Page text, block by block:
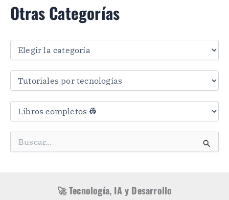
Otras Categorías
O
a
a
🚀 Tecnología, IA y Desarrollo